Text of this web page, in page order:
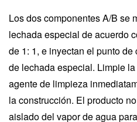
Los dos componentes A/B se
lechada especial de acuerdo
de 1: 1, e inyectan el punto
de lechada especial. Limpie
agente de limpieza
la construcción. El producto
aislado del vapor de agua